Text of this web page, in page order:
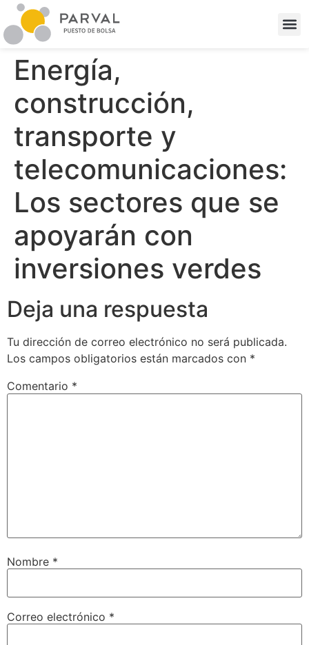
Energía,
construcción,
transporte y
telecomunicaciones:
Los sectores que se
apoyarán con
inversiones verdes
Deja una respuesta
Tu dirección de correo electrónico no será publicada.
Los campos obligatorios están marcados con *
Comentario *
Nombre *
Correo electrónico *